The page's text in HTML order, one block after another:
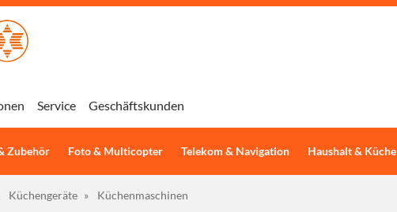
Zubehör Foto & Multicopter Telekom & Navigation Haushalt & Küche
Service Geschäftskunden
Küchengeräte » Küchenmaschinen